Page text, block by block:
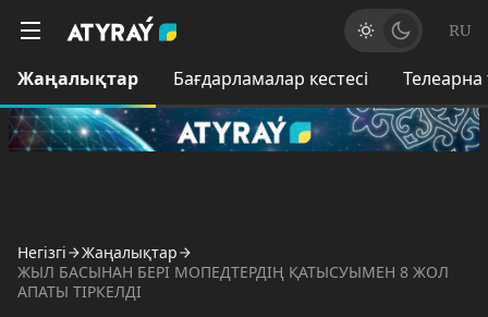
RU
Жаңалықтар Бағдарламалар кестесі
Негізгі
Жаңалықтар
ЖЫЛ БАСЫНАН БЕРІ МОПЕДТЕРДІҢ ҚАТЫСУЫМЕН 8 ЖОЛ
АПАТЫ ТІРКЕЛДІ